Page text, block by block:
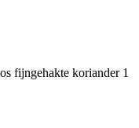
fijngehakte koriander 1